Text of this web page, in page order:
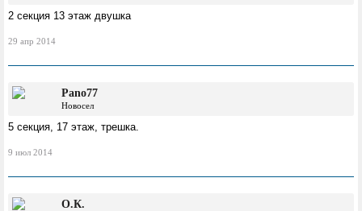
2 секция 13 этаж двушка
29 апр 2014
Pano77
Новосел
5 секция, 17 этаж, трешка.
9 июл 2014
О.К.